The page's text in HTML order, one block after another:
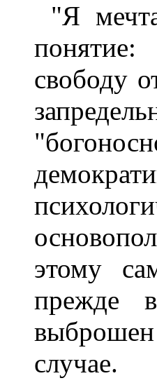
"Я
свободу
этому
прежде
случае.